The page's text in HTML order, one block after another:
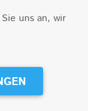
uns an, wir